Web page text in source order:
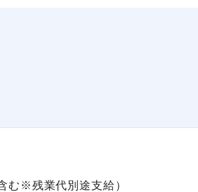
む※残業代別途支給）